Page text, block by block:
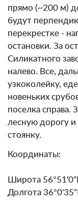
прямо (~200 м)
будут
перекрестке -
остановки. За
Силикатного
налево. Все,
узкоколейку,
новеньких
поселка справа.
лесную дорогу
стоянку.
Координаты:
Широта
Долгота